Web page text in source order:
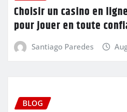
Choisir un casino en
pour jouer en toute
Santiago Paredes
BLOG